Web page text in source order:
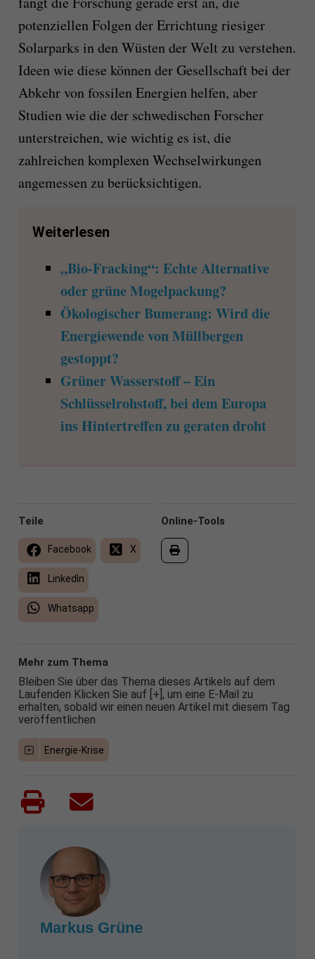
potenziellen Folgen der Errichtung riesiger
Solarparks in den Wüsten der Welt zu verstehen.
Ideen wie diese können der Gesellschaft bei der
Abkehr von fossilen Energien helfen, aber
Studien wie die der schwedischen Forscher
unterstreichen, wie wichtig es ist, die
zahlreichen komplexen Wechselwirkungen
angemessen zu berücksichtigen.
Weiterlesen
„Bio-Fracking“: Echte Alternative
oder grüne Mogelpackung?
Ökologischer Bumerang: Wird die
Energiewende von Müllbergen
gestoppt?
Grüner Wasserstoff – Ein
Schlüsselrohstoff, bei dem Europa
ins Hintertreffen zu geraten droht
Online-Tools
Teile
Facebook X
LinkedIn
Whatsapp
Mehr zum Thema
Bleiben Sie über das Thema dieses Artikels auf dem
Laufenden Klicken Sie auf [+], um eine E-Mail zu
erhalten, sobald wir einen neuen Artikel mit diesem Tag
veröffentlichen
Energie-Krise
Markus Grüne